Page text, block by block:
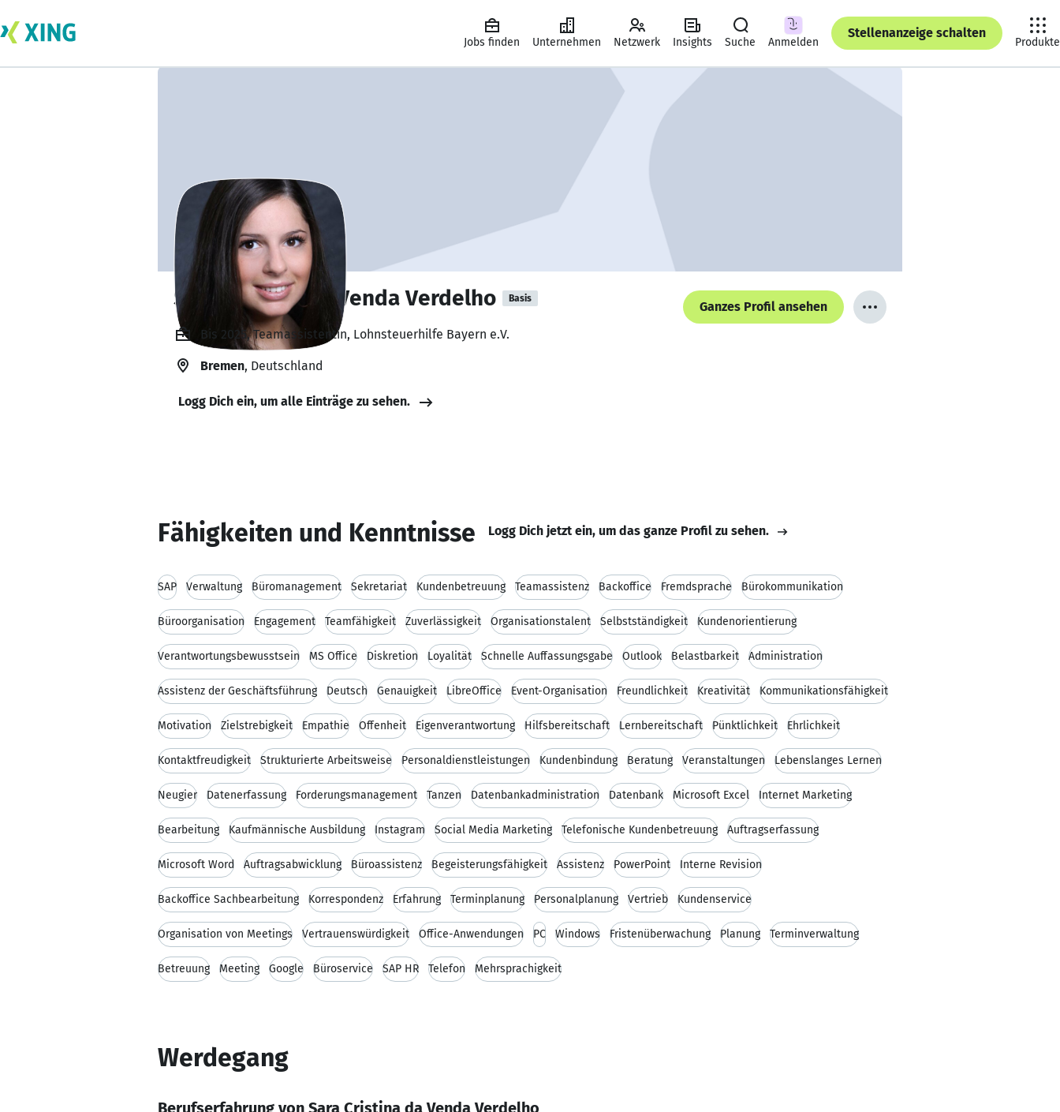
Jobs finden Unternehmen Netzwerk Insights Suche Anmelden
Stellenanzeige schalten
Produkte
Sara Cristina da Venda Verdelho Basis
Ganzes Profil ansehen
Bis 2025, Teamassistentin, Lohnsteuerhilfe Bayern e.V.
Bremen, Deutschland
Logg Dich ein, um alle Einträge zu sehen.
Fähigkeiten und Kenntnisse Logg Dich jetzt ein, um das ganze Profil zu sehen.
SAP Verwaltung Büromanagement Sekretariat Kundenbetreuung Teamassistenz Backoffice Fremdsprache Bürokommunikation
Büroorganisation Engagement Teamfähigkeit Zuverlässigkeit Organisationstalent Selbstständigkeit Kundenorientierung
Verantwortungsbewusstsein MS Office Diskretion Loyalität Schnelle Auffassungsgabe Outlook Belastbarkeit Administration
Assistenz der Geschäftsführung Deutsch Genauigkeit LibreOffice Event-Organisation Freundlichkeit Kreativität Kommunikationsfähigkeit
Motivation Zielstrebigkeit Empathie Offenheit Eigenverantwortung Hilfsbereitschaft Lernbereitschaft Pünktlichkeit Ehrlichkeit
Kontaktfreudigkeit Strukturierte Arbeitsweise Personaldienstleistungen Kundenbindung Beratung Veranstaltungen Lebenslanges Lernen
Neugier Datenerfassung Forderungsmanagement Tanzen Datenbankadministration Datenbank Microsoft Excel Internet Marketing
Bearbeitung Kaufmännische Ausbildung Instagram Social Media Marketing Telefonische Kundenbetreuung Auftragserfassung
Microsoft Word Auftragsabwicklung Büroassistenz Begeisterungsfähigkeit Assistenz PowerPoint Interne Revision
Backoffice Sachbearbeitung Korrespondenz Erfahrung Terminplanung Personalplanung Vertrieb Kundenservice
Organisation von Meetings Vertrauenswürdigkeit Office-Anwendungen PC Windows Fristenüberwachung Planung Terminverwaltung
Betreuung Meeting Google Büroservice SAP HR Telefon Mehrsprachigkeit
Werdegang
Berufserfahrung von Sara Cristina da Venda Verdelho